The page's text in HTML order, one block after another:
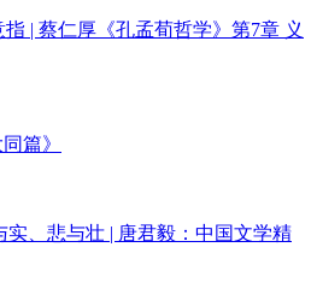
指 | 蔡仁厚《孔孟荀哲学》第7章 义
篇》
实、悲与壮 | 唐君毅：中国文学精